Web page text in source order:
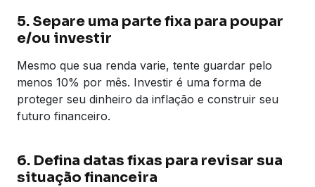
5. Separe uma parte fixa para poupar
e/ou investir
Mesmo que sua renda varie, tente guardar pelo
menos 10% por mês. Investir é uma forma de
proteger seu dinheiro da inflação e construir seu
futuro financeiro.
6. Defina datas fixas para revisar sua
situação financeira